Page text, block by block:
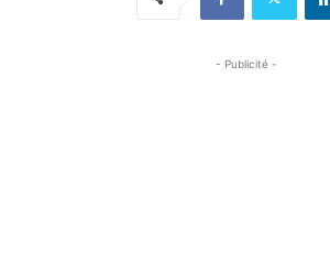
- Publicité -